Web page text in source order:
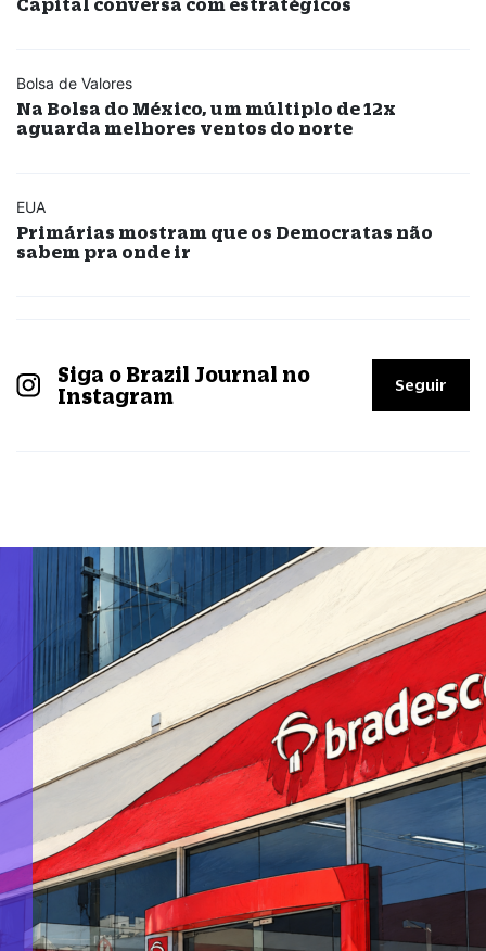
Bolsa de Valores
Na Bolsa do México, um múltiplo de 12x
aguarda melhores ventos do norte
EUA
Primárias mostram que os Democratas não
sabem pra onde ir
Siga o Brazil Journal no
Instagram
Seguir